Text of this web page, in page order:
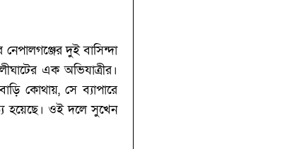
দুই বাসিন্দা
এক অভিযাত্রীর।
কোথায়, সে ব্যাপারে
হয়েছে। ওই দলে সুখেন